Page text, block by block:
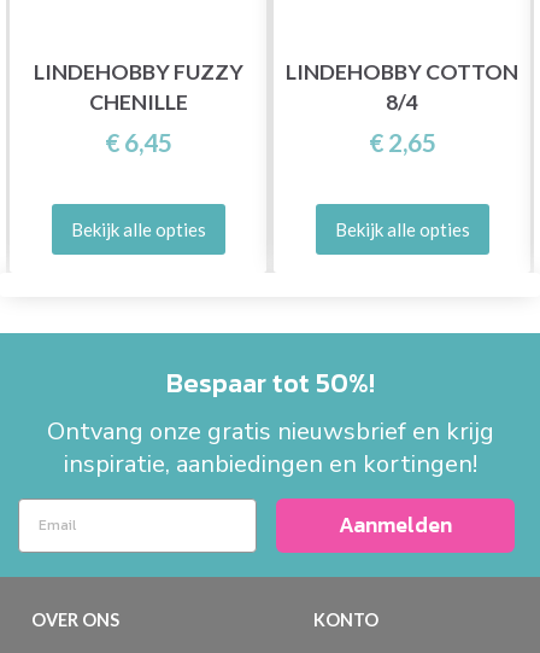
LINDEHOBBY FUZZY
CHENILLE
€ 6,45
Bekijk alle opties
LINDEHOBBY COTTON
8/4
€ 2,65
Bekijk alle opties
Bespaar tot 50%!
Ontvang onze gratis nieuwsbrief en krijg
inspiratie, aanbiedingen en kortingen!
Aanmelden
OVER ONS KONTO